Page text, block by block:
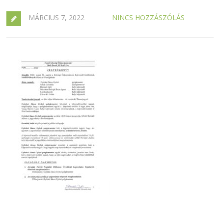
MÁRCIUS 7, 2022 NINCS HOZZÁSZÓLÁS